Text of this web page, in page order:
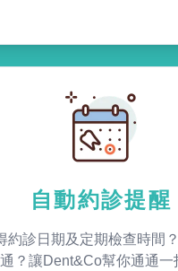
自動約診提醒
約診日期及定期檢查時間
？讓Dent&Co幫你通通一